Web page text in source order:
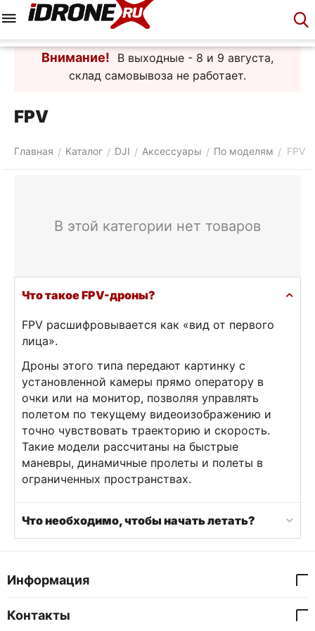
Внимание!
В выходные - 8 и 9 августа,
склад самовывоза не работает.
FPV
Главная / Каталог / DJI / Аксессуары / По моделям / FPV
Что такое FPV-дроны?
FPV расшифровывается как «вид от первого
лица».
Дроны этого типа передают картинку с
установленной камеры прямо оператору в
очки или на монитор, позволяя управлять
полетом по текущему видеоизображению и
точно чувствовать траекторию и скорость.
Такие модели рассчитаны на быстрые
маневры, динамичные пролеты и полеты в
ограниченных пространствах.
Что необходимо, чтобы начать летать?
В этой категории нет товаров
Информация
Контакты
Корзина